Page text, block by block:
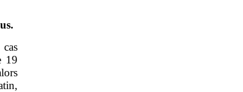
19